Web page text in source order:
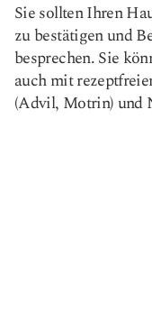
Sie sollten Ihren
zu bestätigen und
besprechen. Sie
auch mit
(Advil, Motrin) und